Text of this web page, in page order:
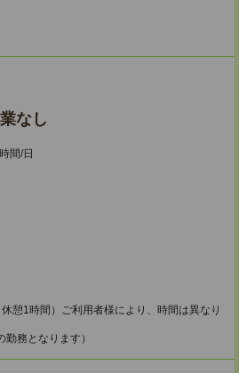
なし
間/日
憩1時間）ご利用者様により、時間は異なり
務となります）